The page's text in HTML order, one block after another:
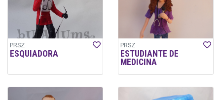
PRSZ
ESQUIADORA
PRSZ
ESTUDIANTE DE
MEDICINA